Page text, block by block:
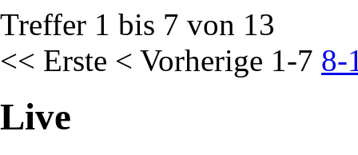
Treffer 1 bis 7 von 13
<< Erste < Vorherige 1-7 8-
Live